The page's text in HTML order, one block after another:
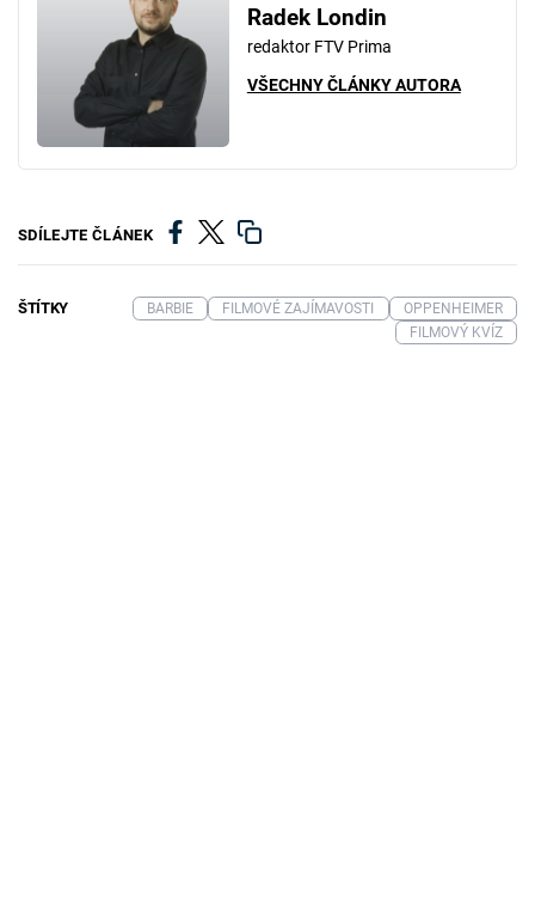
Radek Londin
redaktor FTV Prima
VŠECHNY ČLÁNKY AUTORA
SDÍLEJTE ČLÁNEK
ŠTÍTKY BARBIE FILMOVÉ ZAJÍMAVOSTI
OPPENHEIMER
FILMOVÝ KVÍZ